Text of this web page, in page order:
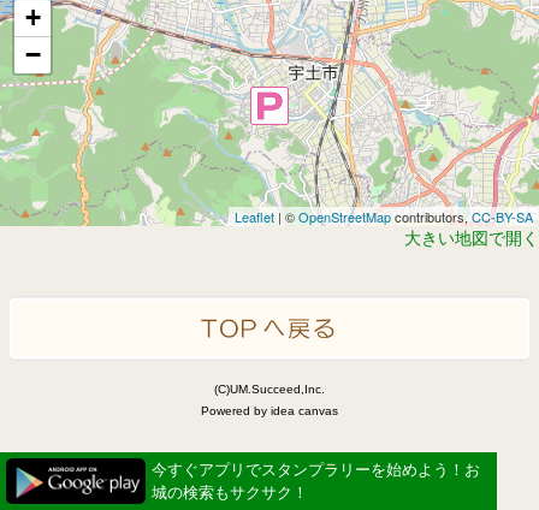
+
−
Leaflet | ©OpenStreetMapcontributors, CC-BY-SA
大きい地図で開く
(C)UM.Succeed,Inc.
Powered by idea canvas
今すぐアプリでスタンプラリーを始めよう！お
城の検索もサクサク！